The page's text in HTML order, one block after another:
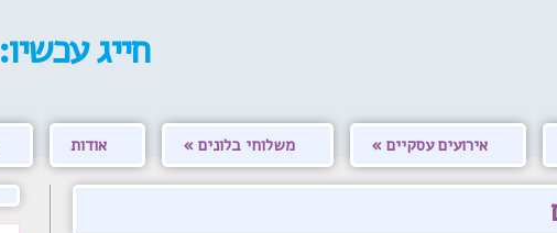
חייג עכשיו:
אירועים עסקיים משלוחי בלונים אודות